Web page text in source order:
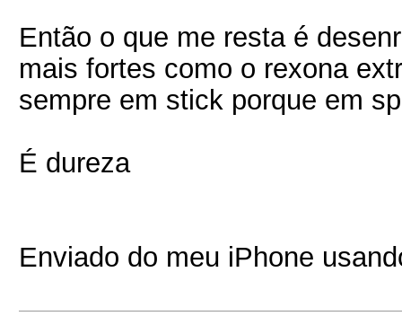
Então o que me resta é
mais fortes como o rexona
sempre em stick porque em
É dureza
Enviado do meu iPhone